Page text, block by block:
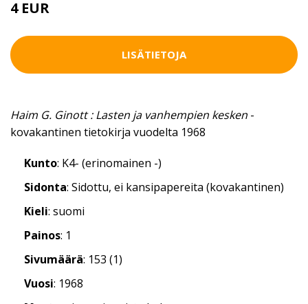
4 EUR
LISÄTIETOJA
Haim G. Ginott : Lasten ja vanhempien kesken -
kovakantinen tietokirja vuodelta 1968
Kunto: K4- (erinomainen -)
Sidonta: Sidottu, ei kansipapereita (kovakantinen)
Kieli: suomi
Painos: 1
Sivumäärä: 153 (1)
Vuosi: 1968